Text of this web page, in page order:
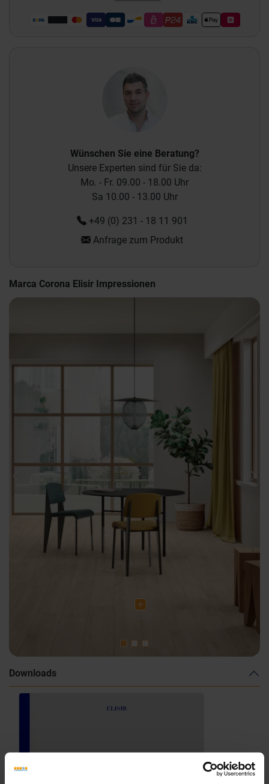
Wünschen Sie eine Beratung?
Unsere Experten sind für Sie da:
Mo. - Fr. 09.00 - 18.00 Uhr
Sa 10.00 - 13.00 Uhr
+49 (0) 231 - 18 11 901
Anfrage zum Produkt
Marca Corona Elisir Impressionen
Previous
Downloads